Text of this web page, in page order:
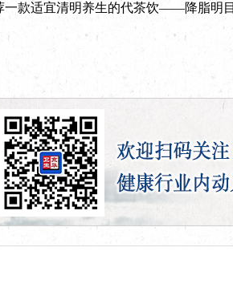
一款适宜清明养生的代茶饮——降脂明